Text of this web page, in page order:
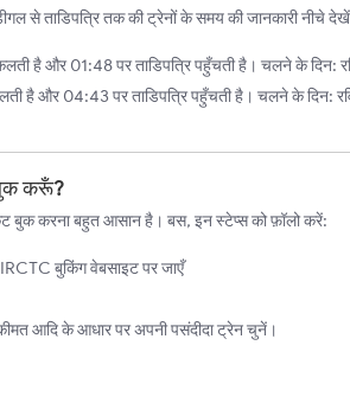
से ताडिपत्रि तक की ट्रेनों के समय की जानकारी नीचे
है और 01:48 पर ताडिपत्रि पहुँचती है। चलने के दिन:
है और 04:43 पर ताडिपत्रि पहुँचती है। चलने के दिन:
करूँ?
बुक करना बहुत आसान है। बस, इन स्टेप्स को फ़ॉलो करें:
IRCTC बुकिंग वेबसाइट पर जाएँ
आदि के आधार पर अपनी पसंदीदा ट्रेन चुनें।